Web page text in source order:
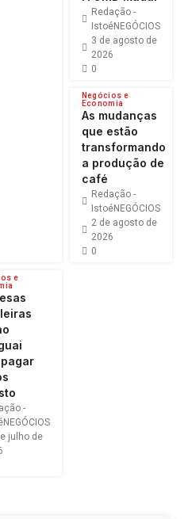
Redação -
IstoéNEGÓCIOS
3 de agosto de
2026
0
Negócios e
Economia
As mudanças
que estão
transformando
a produção de
café
Redação -
IstoéNEGÓCIOS
2 de agosto de
2026
0
e
-
julho de